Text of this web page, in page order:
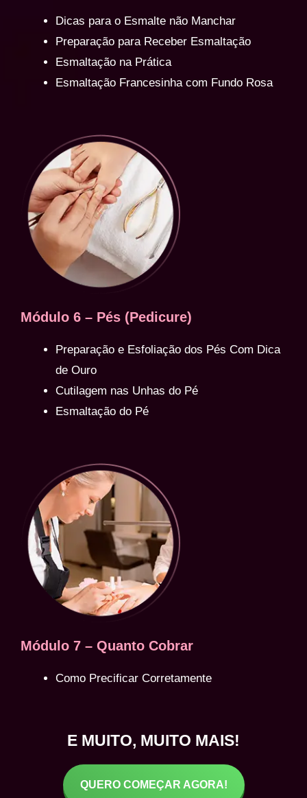
Dicas para o Esmalte não Manchar
Preparação para Receber Esmaltação
Esmaltação na Prática
Esmaltação Francesinha com Fundo Rosa
Módulo 6 – Pés (Pedicure)
Preparação e Esfoliação dos Pés Com Dica
de Ouro
Cutilagem nas Unhas do Pé
Esmaltação do Pé
Módulo 7 – Quanto Cobrar
Como Precificar Corretamente
E MUITO, MUITO MAIS!
QUERO COMEÇAR AGORA!